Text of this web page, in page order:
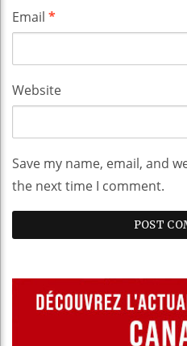
Email *
Website
Save my name, email, and
the next time I comment.